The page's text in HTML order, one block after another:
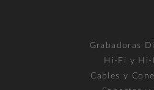
Grabadoras
Hi-Fi y Hi-
Cables y